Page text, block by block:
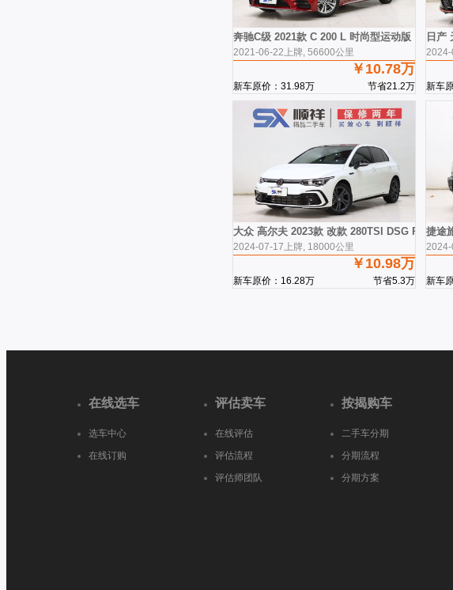
奔驰C级 2021款 C 200 L 时尚型运动版 国VI
2021-06-22上牌, 56600公里
￥10.78万
新车原价：31.98万 节省21.2万
日产
2024-
新车
大众 高尔夫 2023款 改款 280TSI DSG R-Line
2024-07-17上牌, 18000公里
￥10.98万
新车原价：16.28万 节省5.3万
捷途
2024-
新车
在线选车
选车中心
在线订购
评估卖车
在线评估
评估流程
评估师团队
按揭购车
二手车分期
分期流程
分期方案